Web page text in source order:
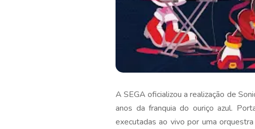
A SEGA oficializou a realização de
anos da franquia do ouriço azul.
executadas ao vivo por uma